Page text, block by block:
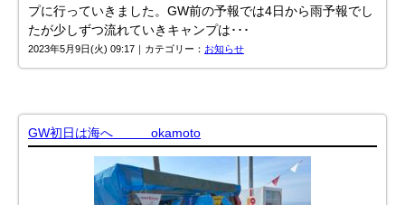
プに行っていきました。GW前の予報では4日から雨予報でし
たが少しずつ流れていきキャンプは･･･
2023年5月9日(火) 09:17｜カテゴリー： お知らせ
GW初日は海へ okamoto